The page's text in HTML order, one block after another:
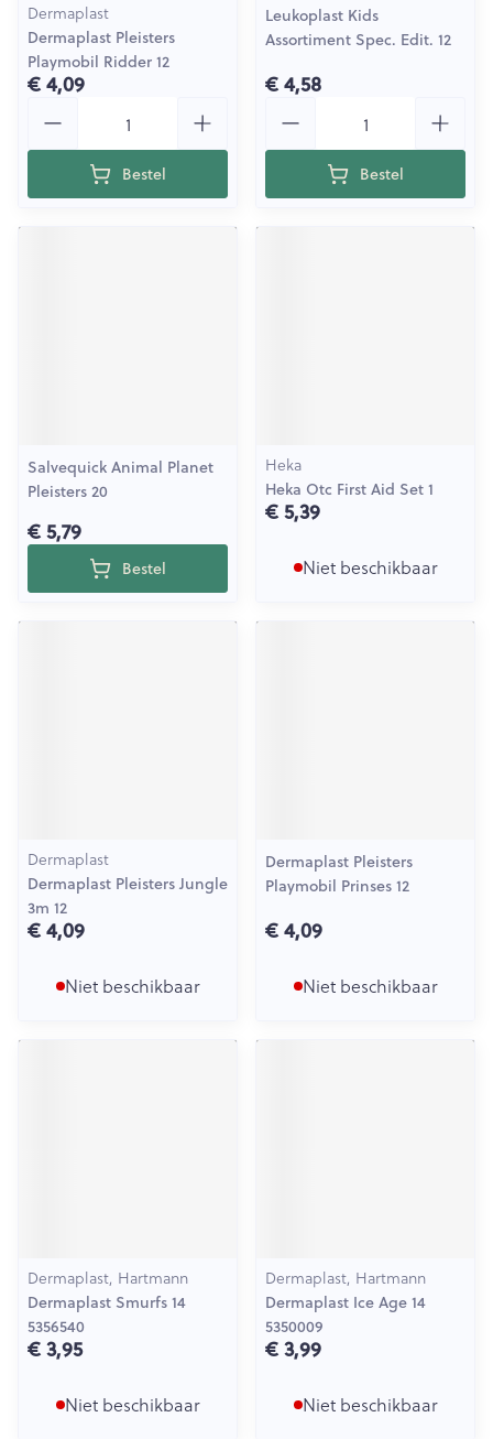
Dermaplast
Dermaplast Pleisters
Playmobil Ridder 12
€ 4,09
Bestel
Leukoplast Kids
Assortiment Spec. Edit. 12
€ 4,58
Bestel
Salvequick Animal Planet
Pleisters 20
€ 5,79
Bestel
Heka
Heka Otc First Aid Set 1
€ 5,39
Niet beschikbaar
Dermaplast
Dermaplast Pleisters Jungle
3m 12
€ 4,09
Niet beschikbaar
Dermaplast Pleisters
Playmobil Prinses 12
€ 4,09
Niet beschikbaar
Dermaplast, Hartmann
Dermaplast Smurfs 14
5356540
€ 3,95
Niet beschikbaar
Dermaplast, Hartmann
Dermaplast Ice Age 14
5350009
€ 3,99
Niet beschikbaar